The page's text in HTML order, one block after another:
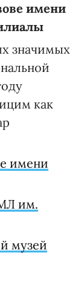
имени
значимых
как
имени
им.
музей